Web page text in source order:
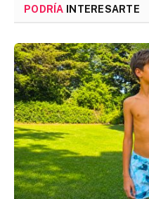
PODRÍA INTERESARTE